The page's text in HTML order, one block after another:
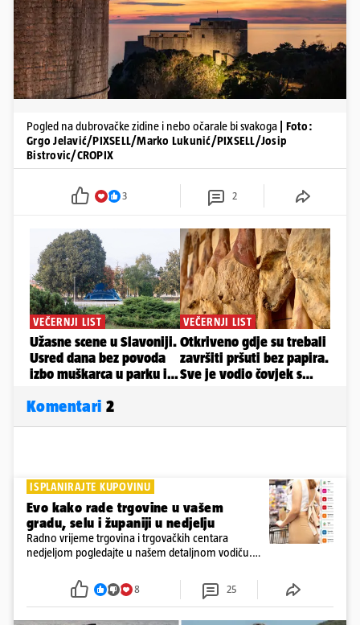
Pogled na dubrovačke zidine i nebo očarale bi svakoga
| Foto:
Grgo Jelavić/PIXSELL/Marko Lukunić/PIXSELL/Josip
Bistrovic/CROPIX
3 2
Komentari 2
ISPLANIRAJTE KUPOVINU
Evo kako rade trgovine u vašem
gradu, selu i županiji u nedjelju
Radno vrijeme trgovina i trgovačkih centara
nedjeljom pogledajte u našem detaljnom vodiču.
i šoping centri sami biraju koje će to nedjelje biti
8 25